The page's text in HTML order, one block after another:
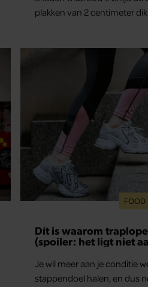
plakken van 2 centimeter
FOOD
Dít is waarom
(spoiler: het ligt niet
Je wil meer aan je conditie
stappendoel halen, en dus